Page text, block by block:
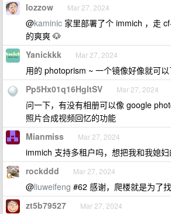
lozzow Mar 27, 2024
@kaminic 家里部署了个 immich ，走
的爽爽 🐶
Yanickkk Mar 27, 2024
用的 photoprism ~ 一个镜像好像就可以
Pp5Hx01q16HgltSV Mar 27, 2024
问一下，有没有相册可以像 google
照片合成视频回忆的功能
Mianmiss Mar 27, 2024
immich 支持多租户吗，想把我和我媳
rockddd Mar 27, 2024
@liuweifeng #62 感谢，爬楼就是为了
zt5b79527 Mar 27, 2024